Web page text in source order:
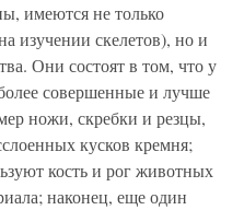
имеются не только
изучении скелетов), но и
Они состоят в том, что у
совершенные и лучше
ножи, скребки и резцы,
кусков кремня;
кость и рог животных
наконец, еще один